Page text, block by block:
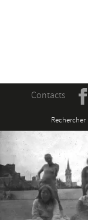
Contacts
Rechercher :